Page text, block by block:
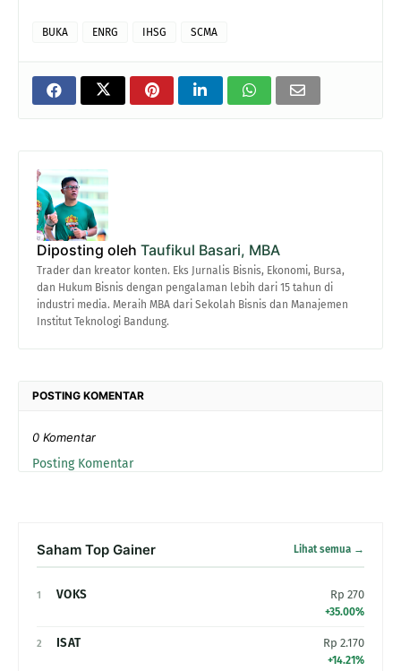
BUKA ENRG IHSG SCMA
Diposting oleh Taufikul Basari, MBA
Trader dan kreator konten. Eks Jurnalis Bisnis, Ekonomi, Bursa,
dan Hukum Bisnis dengan pengalaman lebih dari 15 tahun di
industri media. Meraih MBA dari Sekolah Bisnis dan Manajemen
Institut Teknologi Bandung.
POSTING KOMENTAR
0 Komentar
Posting Komentar
Saham Top Gainer Lihat semua →
1 VOKS Rp 270
+35.00%
2 ISAT Rp 2.170
+14.21%